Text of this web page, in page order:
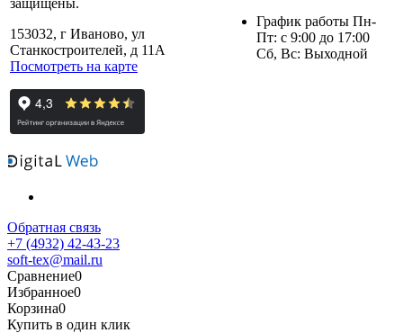
153032, г Иваново, ул
Станкостроителей, д 11А
Посмотреть на карте
График работы Пн-
Пт: с 9:00 до 17:00
Сб, Вс: Выходной
Обратная связь
+7 (4932) 42-43-23
soft-tex@mail.ru
Сравнение0
Избранное0
Корзина0
Купить в один клик